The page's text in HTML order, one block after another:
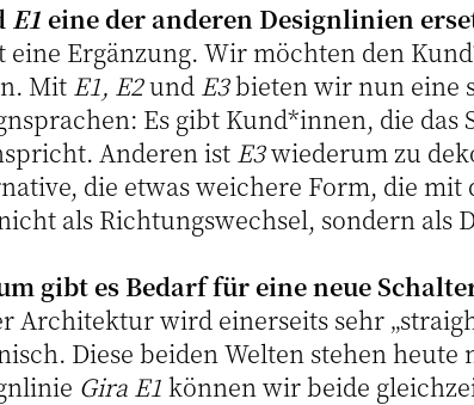
E1 eine der anderen Designlinien
eine Ergänzung. Wir möchten den
Mit E1, E2und E3bieten wir nun eine
Es gibt Kund*innen, die das
Anderen ist E3wiederum zu
die etwas weichere Form, die
als Richtungswechsel, sondern als
gibt es Bedarf für eine neue
Architektur wird einerseits sehr
Diese beiden Welten stehen
Gira E1 können wir beide